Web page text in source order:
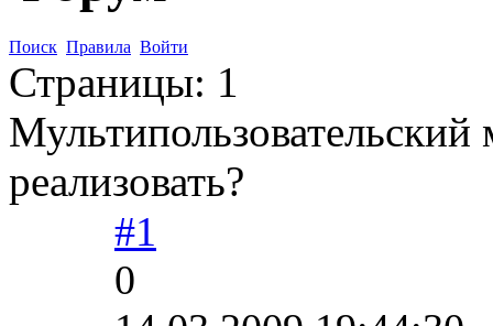
Поиск Правила Войти
Страницы: 1
реализовать?
#1
0